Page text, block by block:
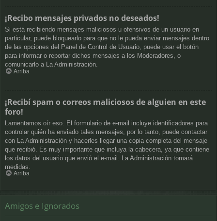
¡Recibo mensajes privados no deseados!
Si está recibiendo mensajes maliciosos u ofensivos de un usuario en
particular, puede bloquearlo para que no le pueda enviar mensajes dentro
de las opciones del Panel de Control de Usuario, puede usar el botón
para informar o reportar dichos mensajes a los Moderadores, o
comunicarlo a La Administración.
Arriba
¡Recibí spam o correos maliciosos de alguien en este
foro!
Lamentamos oír eso. El formulario de e-mail incluye identificadores para
controlar quién ha enviado tales mensajes, por lo tanto, puede contactar
con La Administración y hacerles llegar una copia completa del mensaje
que recibió. Es muy importante que incluya la cabecera, ya que contiene
los datos del usuario que envió el e-mail. La Administración tomará
medidas.
Arriba
Amigos e Ignorados